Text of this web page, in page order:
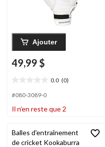
Ajouter
49,99 $
0.0 (0)
étoile(s)
5.
#080-3089-0
Il n’en reste que 2
Balles d'entraînement
de cricket Kookaburra